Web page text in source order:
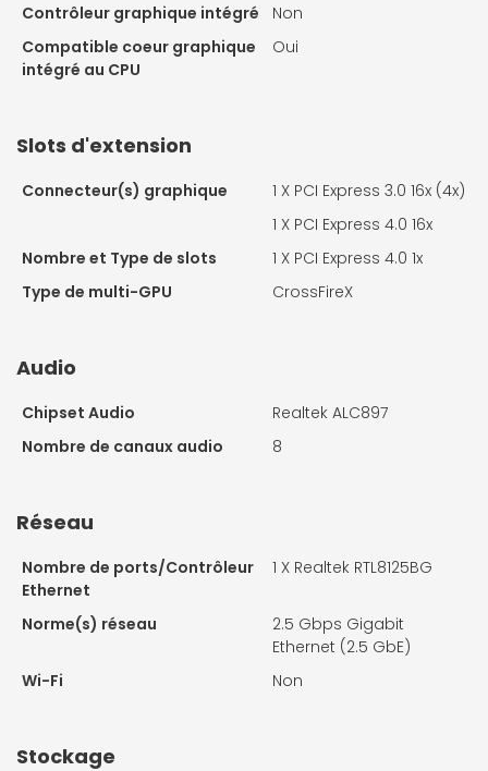
Contrôleur graphique intégré
Non
Compatible coeur graphique
intégré au CPU
Oui
Slots d'extension
Connecteur(s) graphique 1 X PCI Express 3.0 16x (4x)
1 X PCI Express 4.0 16x
Nombre et Type de slots
1 X PCI Express 4.0 1x
Type de multi-GPU
CrossFireX
Audio
Chipset Audio
Realtek ALC897
Nombre de canaux audio
8
Réseau
Nombre de ports/Contrôleur
Ethernet
1 X Realtek RTL8125BG
Norme(s) réseau
2.5 Gbps Gigabit
Ethernet (2.5 GbE)
Wi-Fi
Non
Stockage